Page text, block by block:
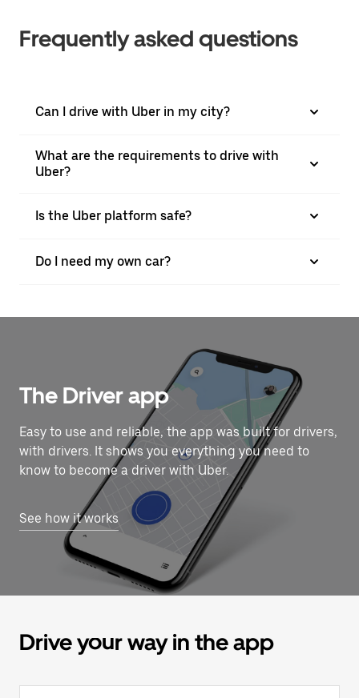
Frequently asked questions
Can I drive with Uber in my city?
What are the requirements to drive with
Uber?
Is the Uber platform safe?
Do I need my own car?
The Driver app
Easy to use and reliable, the app was built for drivers,
with drivers. It shows you everything you need to
know to become a driver with Uber.
See how it works
Drive your way in the app